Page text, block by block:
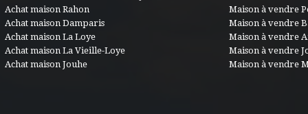
Achat maison Rahon
Achat maison Damparis
Achat maison La Loye
Achat maison La Vieille-Loye
Achat maison Jouhe
Maison à vendre
Maison à vendre
Maison à vendre
Maison à vendre
Maison à vendre